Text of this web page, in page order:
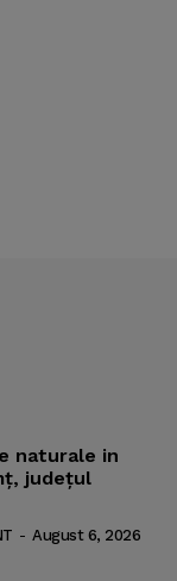
naturale in
județul
- August 6, 2026